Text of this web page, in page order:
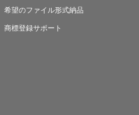
希望のファイル形式納品
商標登録サポート